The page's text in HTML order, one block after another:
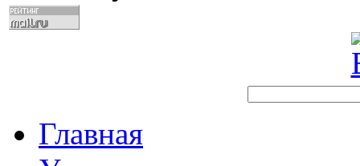
Главная